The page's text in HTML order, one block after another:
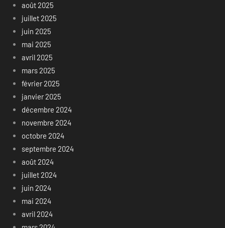
août 2025
juillet 2025
juin 2025
mai 2025
avril 2025
mars 2025
février 2025
janvier 2025
décembre 2024
novembre 2024
octobre 2024
septembre 2024
août 2024
juillet 2024
juin 2024
mai 2024
avril 2024